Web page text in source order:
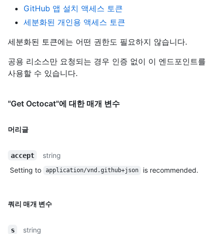
GitHub 앱 설치 액세스 토큰
세분화된 개인용 액세스 토큰
세분화된 토큰에는 어떤 권한도 필요하지 않습니다.
공용 리소스만 요청되는 경우 인증 없이 이 엔드포인트를
사용할 수 있습니다.
"Get Octocat"에 대한 매개 변수
머리글
accept
string
Setting to
application/vnd.github+json is recommended.
쿼리 매개 변수
s
string